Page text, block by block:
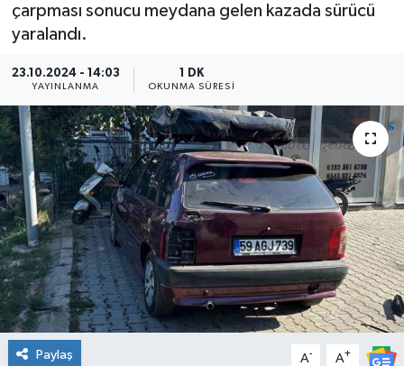
çarpması sonucu meydana gelen kazada sürücü
yaralandı.
23.10.2024 - 14:03
YAYINLANMA
1 DK
OKUNMA SÜRESI
Paylaş A- A+
Resmi Reklamlar
Ekonomi
Sağlık
Teknoloji
Yaşam
Son Dakika Haberleri
Haber Arşivi